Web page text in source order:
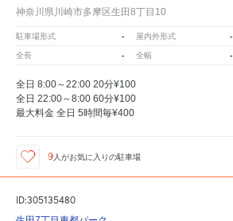
神奈川県川崎市多摩区生田8丁目10
駐車場形式 - 屋内外形式 -
全長 - 全幅 -
全日 8:00～22:00 20分¥100
全日 22:00～8:00 60分¥100
最大料金 全日 5時間毎¥400
9 人がお気に入りの駐車場
ID:305135480